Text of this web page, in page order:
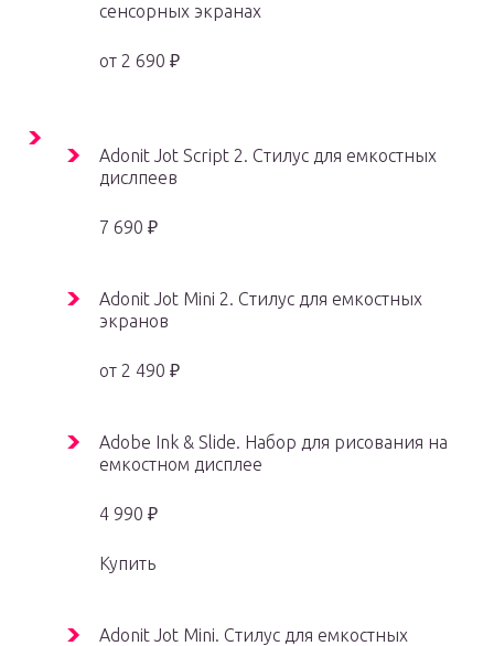
сенсорных экранах
от 2 690 ₽
Adonit Jot Script 2. Стилус для емкостных
дислпеев
7 690 ₽
Adonit Jot Mini 2. Стилус для емкостных
экранов
от 2 490 ₽
Adobe Ink & Slide. Набор для рисования на
емкостном дисплее
4 990 ₽
Купить
Adonit Jot Mini. Стилус для емкостных